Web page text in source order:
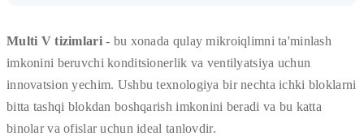
Multi V tizimlari- bu xonada qulay mikroiqlimni ta'minlash
imkonini beruvchi konditsionerlik va ventilyatsiya uchun
innovatsion yechim. Ushbu texnologiya bir nechta ichki bloklarni
bitta tashqi blokdan boshqarish imkonini beradi va bu katta
binolar va ofislar uchun ideal tanlovdir.